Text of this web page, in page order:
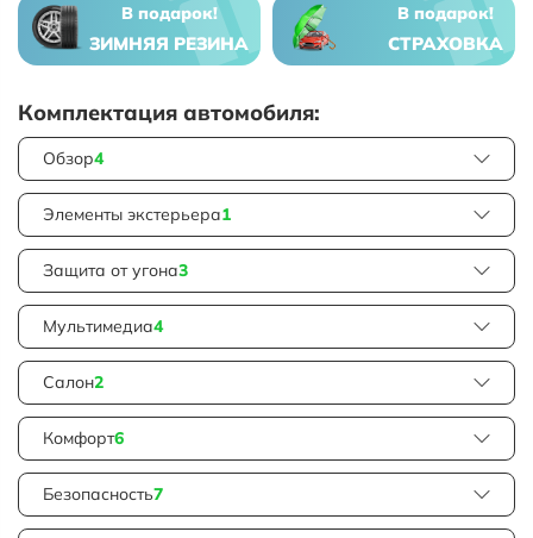
В подарок!
ЗИМНЯЯ РЕЗИНА
В подарок!
СТРАХОВКА
Комплектация автомобиля:
Обзор4
Элементы экстерьера1
Защита от угона3
Мультимедиа4
Салон2
Комфорт6
Безопасность7